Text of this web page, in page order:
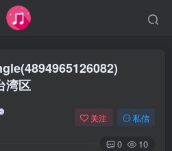
湾区
关注 私信
0 10